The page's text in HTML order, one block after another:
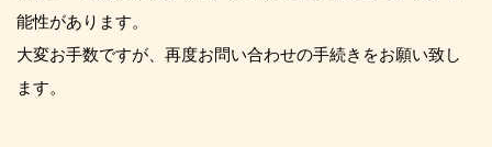
能性があります。
大変お手数ですが、再度お問い合わせの手続きをお願い致し
ます。